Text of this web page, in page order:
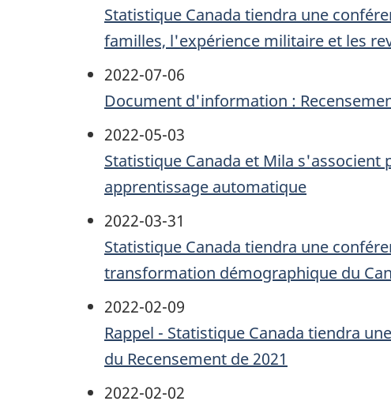
Statistique Canada tiendra une
familles, l'expérience militaire et les
2022-07-06
Document d'information :
2022-05-03
Statistique Canada et Mila
apprentissage automatique
2022-03-31
Statistique Canada tiendra une
transformation démographique du
2022-02-09
Rappel - Statistique Canada tiendra
du Recensement de 2021
2022-02-02